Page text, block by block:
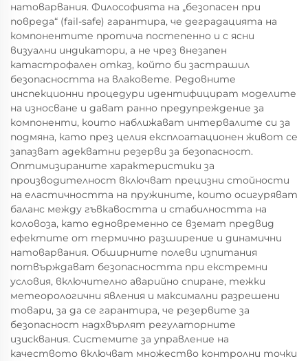
натоварвания. Философията на „безопасен при
повреда“ (fail-safe) гарантира, че деградацията на
компонентите протича постепенно и с ясни
визуални индикатори, а не чрез внезапен
катастрофален отказ, който би застрашил
безопасността на влаковете. Редовните
инспекционни процедури идентифицират моделите
на износване и дават ранно предупреждение за
компоненти, които наближават интервалите си за
подмяна, като през целия експлоатационен живот се
запазват адекватни резерви за безопасност.
Оптимизираните характеристики за
производителност включват прецизни стойности
на еластичността на пружините, които осигуряват
баланс между гъвкавостта и стабилността на
коловоза, като едновременно се вземат предвид
ефектите от термично разширение и динамични
натоварвания. Обширните полеви изпитания
потвърждават безопасността при екстремни
условия, включително аварийно спиране, тежки
метеорологични явления и максимални разрешени
товари, за да се гарантира, че резервите за
безопасност надхвърлят регулаторните
изисквания. Системите за управление на
качеството включват множество контролни точки